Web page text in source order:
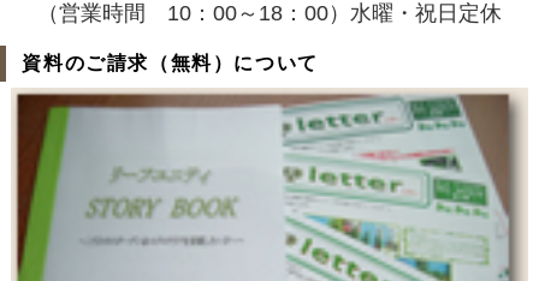
（営業時間 10：00～18：00）水曜・祝日定休
資料のご請求（無料）について